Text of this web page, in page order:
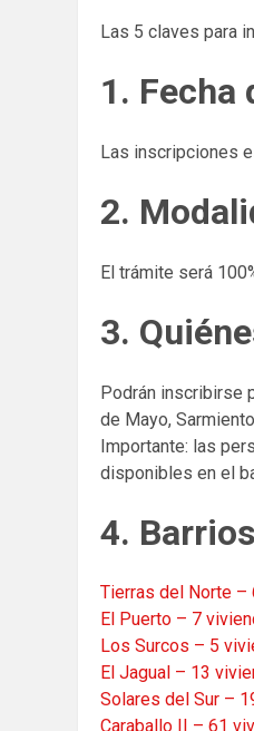
Las 5 claves para
1. Fecha
Las inscripciones
2.
El trámite será
3.
Podrán inscribirse
de Mayo,
Importante: las
disponibles en el
4.
Tierras del Norte –
El Puerto – 7
Los Surcos – 5
El Jagual – 13
Solares del Sur –
Caraballo II – 61